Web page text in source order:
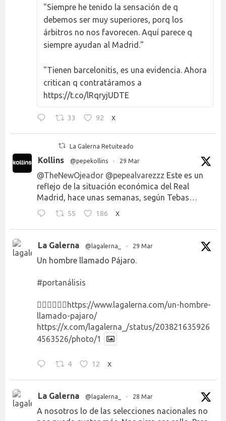
"Siempre he tenido la sensación de q
debemos ser muy superiores, porq los
árbitros no nos favorecen. Aquí parece q
siempre ayudan al Madrid."
"Tienen barcelonitis, es una evidencia. Ahora
critican q contratáramos a
https://t.co/lRqryjUDTE
33 92 X
La Galerna Retuiteado
Kollins @pepekollins · 29 Mar
@TheNewOjeador @pepealvarezzz Este es un
reflejo de la situación económica del Real
Madrid, hace unas semanas, según Tebas…
55 186 X
La Galerna @lagalerna_ · 29 Mar
Un hombre llamado Pájaro.
#portanálisis
👉🏻👉🏻👉🏻 https://www.lagalerna.com/un-hombre-
llamado-pajaro/
https://x.com/lagalerna_/status/203821635926
4563526/photo/1
4 12 X
La Galerna @lagalerna_ · 28 Mar
A nosotros lo de las selecciones nacionales no